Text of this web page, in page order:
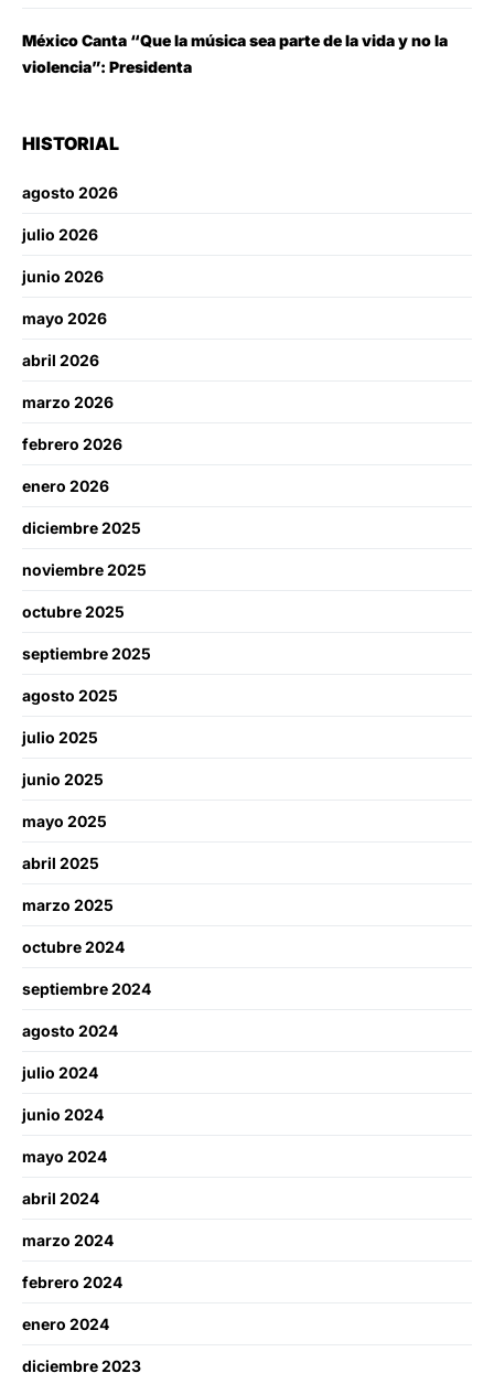
México Canta “Que la música sea parte de la vida y no la
violencia”: Presidenta
HISTORIAL
agosto 2026
julio 2026
junio 2026
mayo 2026
abril 2026
marzo 2026
febrero 2026
enero 2026
diciembre 2025
noviembre 2025
octubre 2025
septiembre 2025
agosto 2025
julio 2025
junio 2025
mayo 2025
abril 2025
marzo 2025
octubre 2024
septiembre 2024
agosto 2024
julio 2024
junio 2024
mayo 2024
abril 2024
marzo 2024
febrero 2024
enero 2024
diciembre 2023